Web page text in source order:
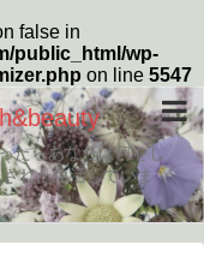
false in
public_html/wp-
on line 5547
たらあなたは何をし
れた生活していま